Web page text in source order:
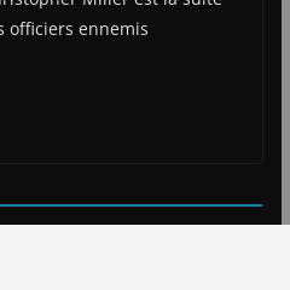
officiers ennemis